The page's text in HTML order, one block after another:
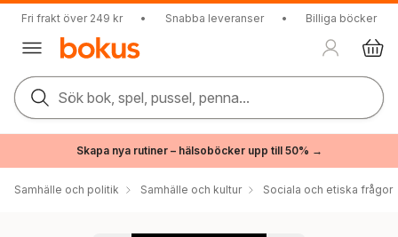
Fri frakt över 249 kr • Snabba leveranser • Billiga böcker
Sök bok, spel, pussel, penna...
Skapa nya rutiner – hälsoböcker upp till 50% →
Samhälle och politik Samhälle och kultur Sociala och etiska frågor